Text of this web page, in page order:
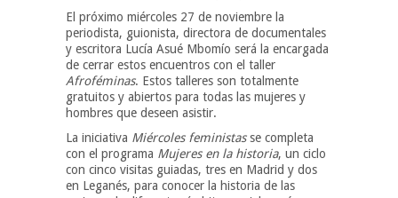
El próximo miércoles 27 de noviembre la
periodista, guionista, directora de documentales
y escritora Lucía Asué Mbomío será la encargada
de cerrar estos encuentros con el taller
Afroféminas. Estos talleres son totalmente
gratuitos y abiertos para todas las mujeres y
hombres que deseen asistir.
La iniciativa Miércoles feministasse completa
con el programa Mujeres en la historia, un ciclo
con cinco visitas guiadas, tres en Madrid y dos
en Leganés, para conocer la historia de las